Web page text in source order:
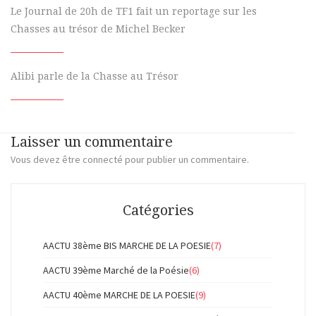
Le Journal de 20h de TF1 fait un reportage sur les
Chasses au trésor de Michel Becker
Alibi parle de la Chasse au Trésor
Laisser un commentaire
Vous devez être connecté pour publier un commentaire.
Catégories
AACTU 38ème BIS MARCHE DE LA POESIE(7)
AACTU 39ème Marché de la Poésie(6)
AACTU 40ème MARCHE DE LA POESIE(9)